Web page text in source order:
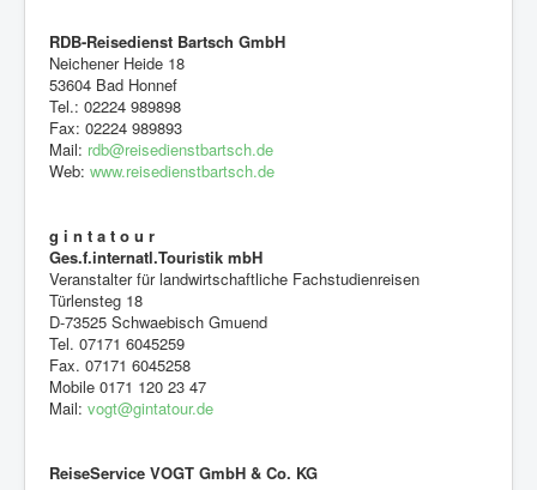
RDB-Reisedienst Bartsch GmbH
Neichener Heide 18
53604 Bad Honnef
Tel.: 02224 989898
Fax: 02224 989893
Mail: rdb@reisedienstbartsch.de
Web: www.reisedienstbartsch.de
g i n t a t o u r
Ges.f.internatl.Touristik mbH
Veranstalter für landwirtschaftliche Fachstudienreisen
Türlensteg 18
D-73525 Schwaebisch Gmuend
Tel. 07171 6045259
Fax. 07171 6045258
Mobile 0171 120 23 47
Mail: vogt@gintatour.de
ReiseService VOGT GmbH & Co. KG